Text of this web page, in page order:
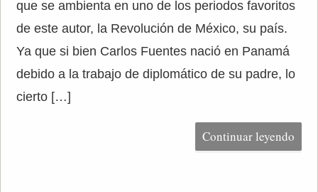
que se ambienta en uno de los periodos favoritos
de este autor, la Revolución de México, su país.
Ya que si bien Carlos Fuentes nació en Panamá
debido a la trabajo de diplomático de su padre, lo
cierto […]
Continuar leyendo